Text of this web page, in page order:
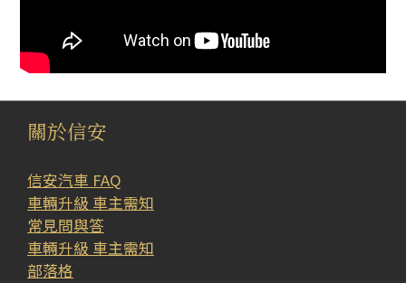
關於信安
信安汽車 FAQ
車輛升級 車主需知
常見問與答
車輛升級 車主需知
部落格